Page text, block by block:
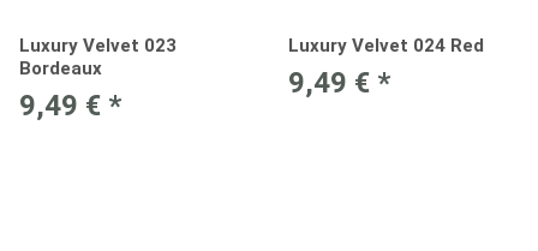
Luxury Velvet 023
Bordeaux
9,49 € *
Luxury Velvet 024 Red
9,49 € *